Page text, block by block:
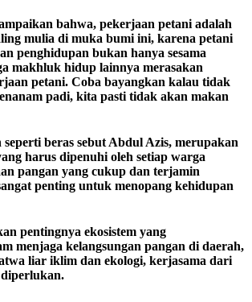
bahwa, pekerjaan petani adalah
mulia di muka bumi ini, karena petani
penghidupan bukan hanya sesama
makhluk hidup lainnya merasakan
petani. Coba bayangkan kalau tidak
padi, kita pasti tidak akan makan
beras sebut Abdul Azis, merupakan
harus dipenuhi oleh setiap warga
pangan yang cukup dan terjamin
penting untuk menopang kehidupan
pentingnya ekosistem yang
menjaga kelangsungan pangan di daerah,
liar iklim dan ekologi, kerjasama dari